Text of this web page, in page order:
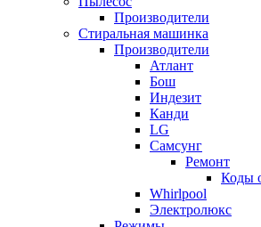
Производители
Стиральная машинка
Производители
Атлант
Бош
Индезит
Канди
LG
Самсунг
Ремонт
Коды
Whirlpool
Электролюкс